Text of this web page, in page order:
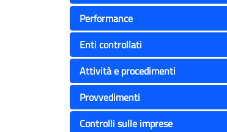
Performance
Enti controllati
Attività e procedimenti
Provvedimenti
Controlli sulle imprese